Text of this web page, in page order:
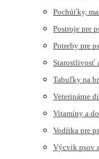
Pochúťky,
Postroje pre
Potreby pre
Starostlivosť
Tabuľky na
Veterinárne
Vitamíny a
Vodítka pre
Výcvik psov